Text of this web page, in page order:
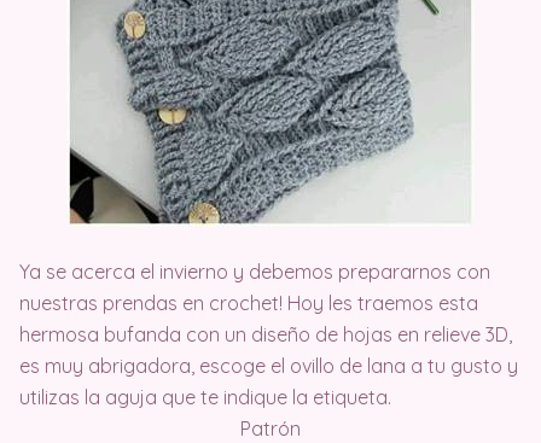
Ya se acerca el invierno y debemos prepararnos con
nuestras prendas en crochet! Hoy les traemos esta
hermosa bufanda con un diseño de hojas en relieve 3D,
es muy abrigadora, escoge el ovillo de lana a tu gusto y
utilizas la aguja que te indique la etiqueta.
Patrón